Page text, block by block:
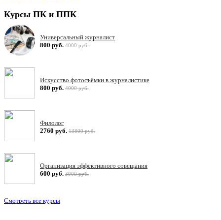
Курсы ПК и ППК
Универсальный журналист
800 руб. 4000 руб.
Искусство фотосъёмки в журналистике
800 руб. 4000 руб.
Филолог
2760 руб. 13800 руб.
Организация эффективного совещания
600 руб. 3000 руб.
Смотреть все курсы